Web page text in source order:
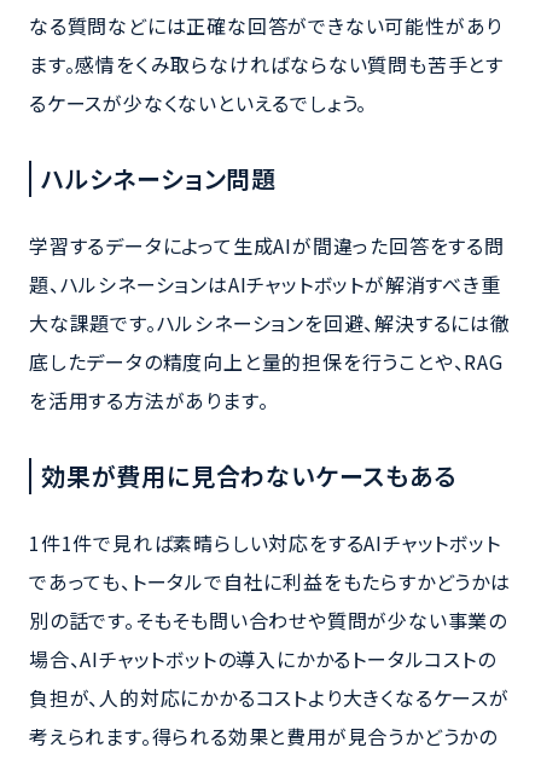
なる質問などには正確な回答ができない可能性があり
ます。感情をくみ取らなければならない質問も苦手とす
るケースが少なくないといえるでしょう。
ハルシネーション問題
学習するデータによって生成AIが間違った回答をする問
題、ハルシネーションはAIチャットボットが解消すべき重
大な課題です。ハルシネーションを回避、解決するには徹
底したデータの精度向上と量的担保を行うことや、RAG
を活用する方法があります。
効果が費用に見合わないケースもある
1件1件で見れば素晴らしい対応をするAIチャットボット
であっても、トータルで自社に利益をもたらすかどうかは
別の話です。そもそも問い合わせや質問が少ない事業の
場合、AIチャットボットの導入にかかるトータルコストの
負担が、人的対応にかかるコストより大きくなるケースが
考えられます。得られる効果と費用が見合うかどうかの